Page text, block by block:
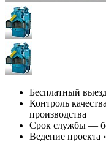
Бесплатный
Контроль
производства
Срок службы —
Ведение проекта